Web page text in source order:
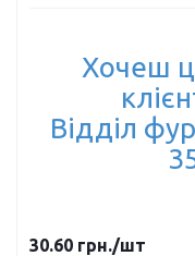
Хочеш
Відділ
30.60 грн./шт